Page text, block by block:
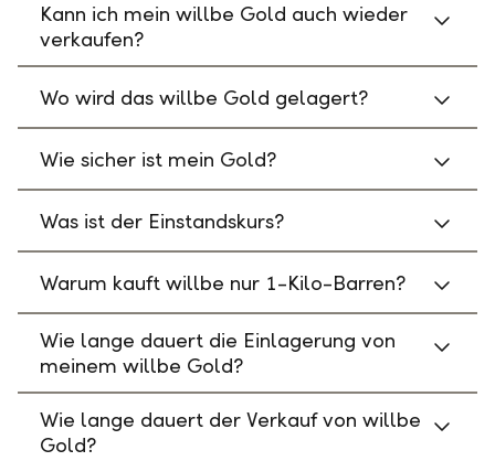
Kann ich mein willbe Gold auch wieder
verkaufen?
Wo wird das willbe Gold gelagert?
Wie sicher ist mein Gold?
Was ist der Einstandskurs?
Warum kauft willbe nur 1-Kilo-Barren?
Wie lange dauert die Einlagerung von
meinem willbe Gold?
Wie lange dauert der Verkauf von willbe
Gold?